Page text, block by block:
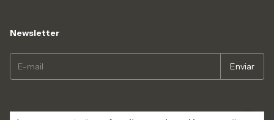
Newsletter
Copyright Farmativa Farmácia de Manipulação - 22677125000193 - 2026.